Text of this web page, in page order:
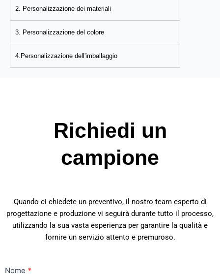
2. Personalizzazione dei materiali
3. Personalizzazione del colore
4.Personalizzazione dell'imballaggio
Richiedi un
campione
Quando ci chiedete un preventivo, il nostro team esperto di
progettazione e produzione vi seguirà durante tutto il processo,
utilizzando la sua vasta esperienza per garantire la qualità e
fornire un servizio attento e premuroso.
Contatti
Nome *